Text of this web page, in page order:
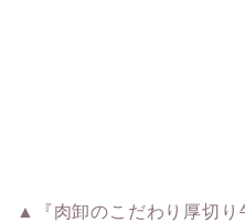
▲『肉卸のこだわり厚切り